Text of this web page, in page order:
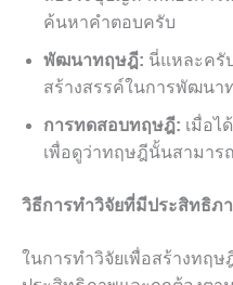
ค้นหาคำตอบครับ
พัฒนาทฤษฎี: นี่แหละครั
สร้างสรรค์ในการพัฒนา
การทดสอบทฤษฎี: เมื่อไ
เพื่อดูว่าทฤษฎีนั้นสามาร
วิธีการทำวิจัยที่มีประสิทธิภ
ในการทำวิจัยเพื่อสร้างทฤษ